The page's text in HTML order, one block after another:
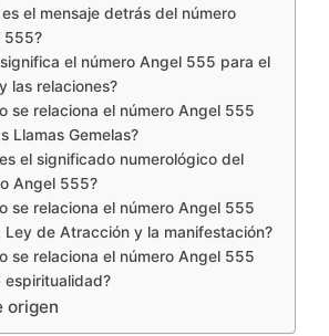
es el mensaje detrás del número
555?
el número Angel 555 para el
las relaciones?
se relaciona el número Angel 555
Llamas Gemelas?
el significado numerológico del
Angel 555?
se relaciona el número Angel 555
Ley de Atracción y la manifestación?
se relaciona el número Angel 555
espiritualidad?
origen